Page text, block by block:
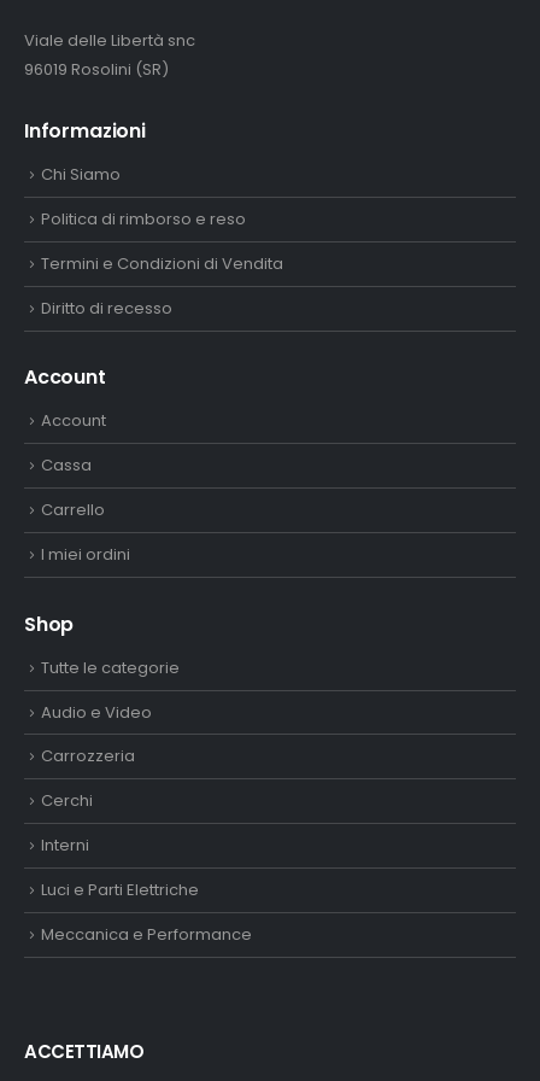
Viale delle Libertà snc
96019 Rosolini (SR)
Informazioni
Chi Siamo
Politica di rimborso e reso
Termini e Condizioni di Vendita
Diritto di recesso
Account
Account
Cassa
Carrello
I miei ordini
Shop
Tutte le categorie
Audio e Video
Carrozzeria
Cerchi
Interni
Luci e Parti Elettriche
Meccanica e Performance
ACCETTIAMO